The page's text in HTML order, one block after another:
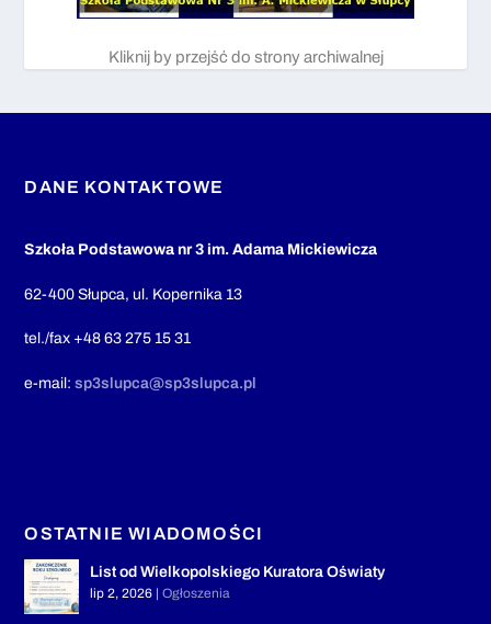
Kliknij by przejść do strony archiwalnej
DANE KONTAKTOWE
Szkoła Podstawowa nr 3 im. Adama Mickiewicza
62-400 Słupca, ul. Kopernika 13
tel./fax +48 63 275 15 31
e-mail:sp3slupca@sp3slupca.pl
OSTATNIE WIADOMOŚCI
List od Wielkopolskiego Kuratora Oświaty
lip 2, 2026 |Ogłoszenia